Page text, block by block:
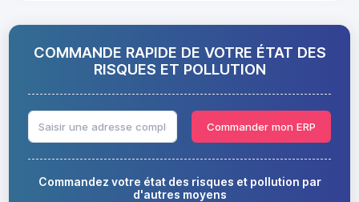
COMMANDE RAPIDE DE VOTRE ÉTAT DES
RISQUES ET POLLUTION
Commander mon ERP
Commandez votre état des risques et pollution par
d'autres moyens